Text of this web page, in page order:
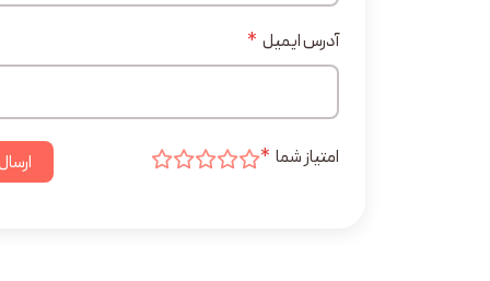
آدرس ایمیل *
امتیاز شما *